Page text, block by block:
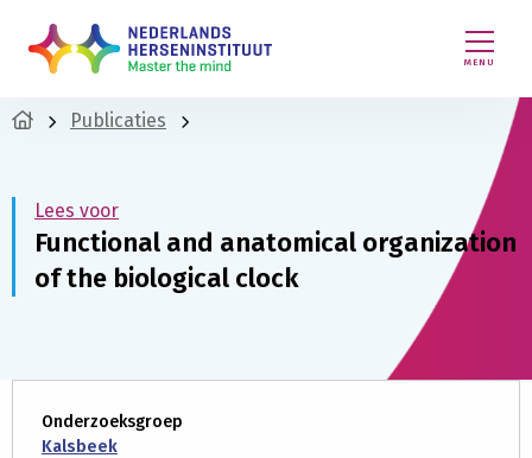
MENU
Publicaties
Lees voor
Functional and anatomical organization
of the biological clock
Onderzoeksgroep
Kalsbeek